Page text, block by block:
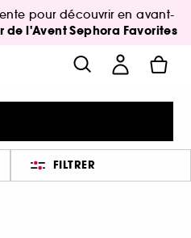
pour découvrir en avant-
de l'Avent Sephora Favorites
FILTRER